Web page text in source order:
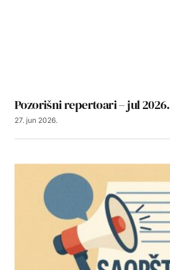
Pozorišni repertoari – jul 2026.
27. jun 2026.